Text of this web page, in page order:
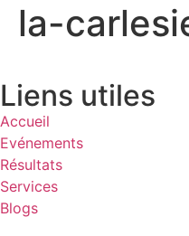
la-
Liens utiles
Accueil
Evénements
Résultats
Services
Blogs